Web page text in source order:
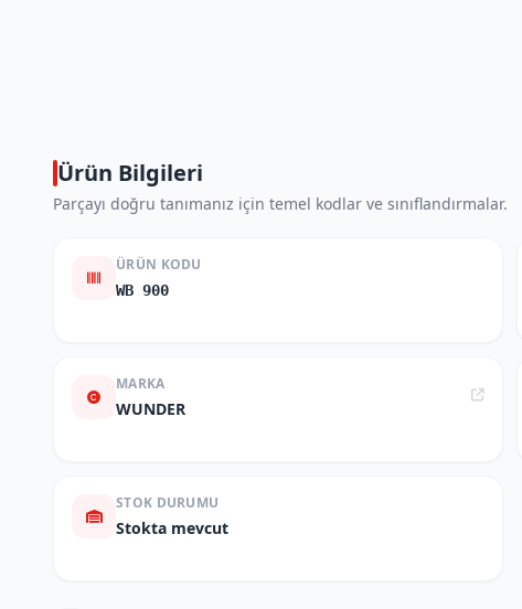
Ürün Bilgileri
Parçayı doğru tanımanız için temel kodlar ve sınıflandırmalar.
ÜRÜN KODU
WB 900
MARKA
WUNDER
STOK DURUMU
Stokta mevcut